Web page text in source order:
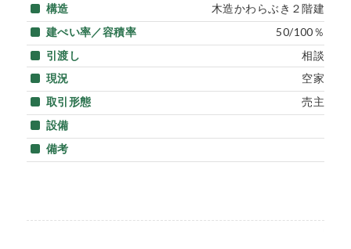
構造
木造かわらぶき２階建
建ぺい率／容積率
50/100％
引渡し
相談
現況
空家
取引形態
売主
設備
備考